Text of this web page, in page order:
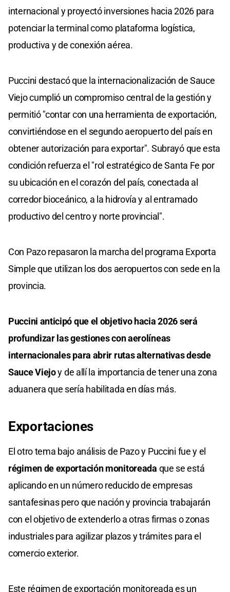
internacional y proyectó inversiones hacia 2026 para
potenciar la terminal como plataforma logística,
productiva y de conexión aérea.
Puccini destacó que la internacionalización de Sauce
Viejo cumplió un compromiso central de la gestión y
permitió "contar con una herramienta de exportación,
convirtiéndose en el segundo aeropuerto del país en
obtener autorización para exportar". Subrayó que esta
condición refuerza el "rol estratégico de Santa Fe por
su ubicación en el corazón del país, conectada al
corredor bioceánico, a la hidrovía y al entramado
productivo del centro y norte provincial".
Con Pazo repasaron la marcha del programa Exporta
Simple que utilizan los dos aeropuertos con sede en la
provincia.
Puccini anticipó que el objetivo hacia 2026 será
profundizar las gestiones con aerolíneas
internacionales para abrir rutas alternativas desde
Sauce Viejoy de allí la importancia de tener una zona
aduanera que sería habilitada en días más.
Exportaciones
El otro tema bajo análisis de Pazo y Puccini fue y el
régimen de exportación monitoreada que se está
aplicando en un número reducido de empresas
santafesinas pero que nación y provincia trabajarán
con el objetivo de extenderlo a otras firmas o zonas
industriales para agilizar plazos y trámites para el
comercio exterior.
Este régimen de exportación monitoreada es un